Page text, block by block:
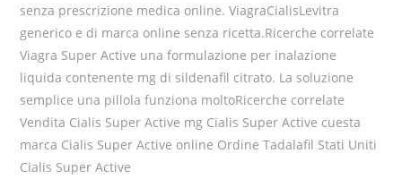
senza prescrizione medica online. ViagraCialisLevitra
generico e di marca online senza ricetta.Ricerche correlate
Viagra Super Active una formulazione per inalazione
liquida contenente mg di sildenafil citrato. La soluzione
semplice una pillola funziona moltoRicerche correlate
Vendita Cialis Super Active mg Cialis Super Active cuesta
marca Cialis Super Active online Ordine Tadalafil Stati Uniti
Cialis Super Active